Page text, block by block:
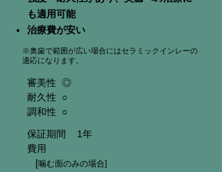
も適用可能
​治療費が安い
※奥歯で範囲が広い場合にはセラミックインレーの
適応になります。
審美性 ◎
耐久性 ○
調和性 ○
保証期間 1年
費用
[噛む面のみの場合]